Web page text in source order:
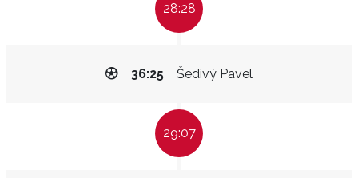
28:28
Šedivý Pavel
36:25
29:07